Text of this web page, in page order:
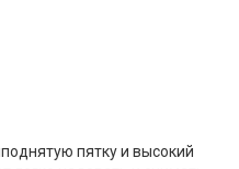
пятку и высокий